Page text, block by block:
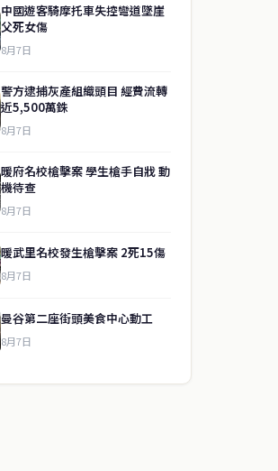
中國遊客騎摩托車失控彎道墜崖
父死女傷
8月7日
警方逮捕灰產組織頭目 經費流轉
近5,500萬銖
8月7日
暖府名校槍擊案 學生槍手自戕 動
機待查
8月7日
暖武里名校發生槍擊案 2死15傷
8月7日
曼谷第二座街頭美食中心動工
8月7日